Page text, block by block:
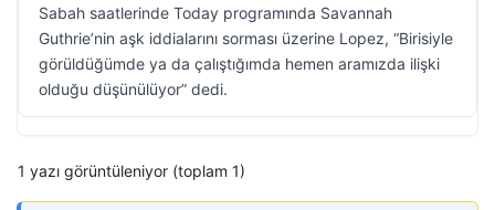
Sabah saatlerinde Today programında Savannah
Guthrie’nin aşk iddialarını sorması üzerine Lopez, “Birisiyle
görüldüğümde ya da çalıştığımda hemen aramızda ilişki
olduğu düşünülüyor” dedi.
1 yazı görüntüleniyor (toplam 1)